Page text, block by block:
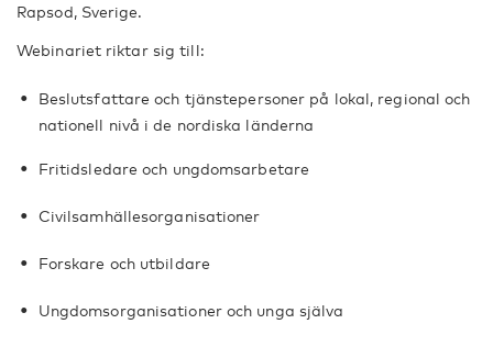
Rapsod, Sverige.
Webinariet riktar sig till:
Beslutsfattare och tjänstepersoner på lokal, regional och
nationell nivå i de nordiska länderna
Fritidsledare och ungdomsarbetare
Civilsamhällesorganisationer
Forskare och utbildare
Ungdomsorganisationer och unga själva